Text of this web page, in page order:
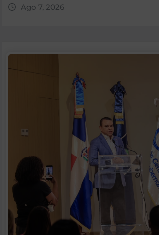
Ago 7, 2026